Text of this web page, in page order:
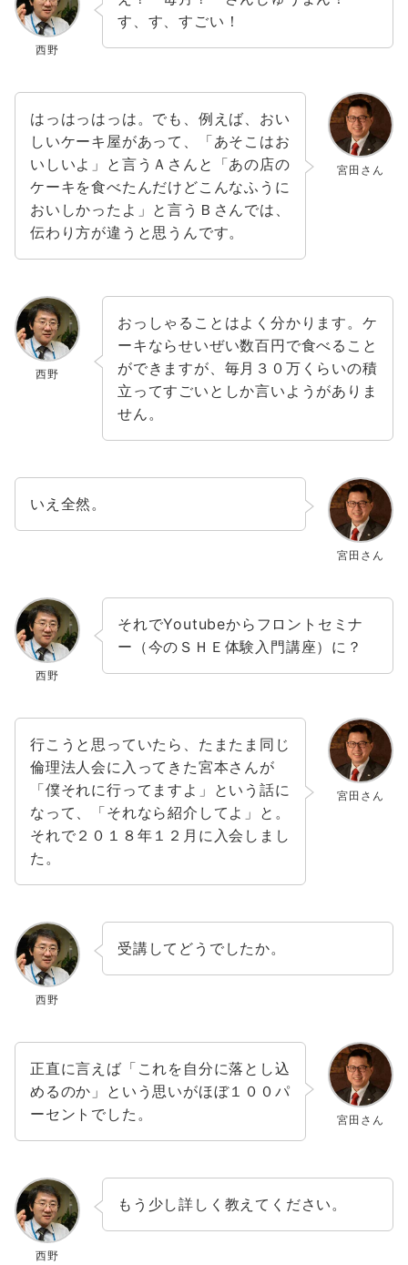
西野
す、す、すごい！
宮田さん
はっはっはっは。でも、例えば、おい
しいケーキ屋があって、「あそこはお
いしいよ」と言うＡさんと「あの店の
ケーキを食べたんだけどこんなふうに
おいしかったよ」と言うＢさんでは、
伝わり方が違うと思うんです。
西野
おっしゃることはよく分かります。ケ
ーキならせいぜい数百円で食べること
ができますが、毎月３０万くらいの積
立ってすごいとしか言いようがありま
せん。
宮田さん
いえ全然。
西野
それでYoutubeからフロントセミナ
ー（今のＳＨＥ体験入門講座）に？
宮田さん
行こうと思っていたら、たまたま同じ
倫理法人会に入ってきた宮本さんが
「僕それに行ってますよ」という話に
なって、「それなら紹介してよ」と。
それで２０１８年１２月に入会しまし
た。
西野
受講してどうでしたか。
宮田さん
正直に言えば「これを自分に落とし込
めるのか」という思いがほぼ１００パ
ーセントでした。
西野
もう少し詳しく教えてください。